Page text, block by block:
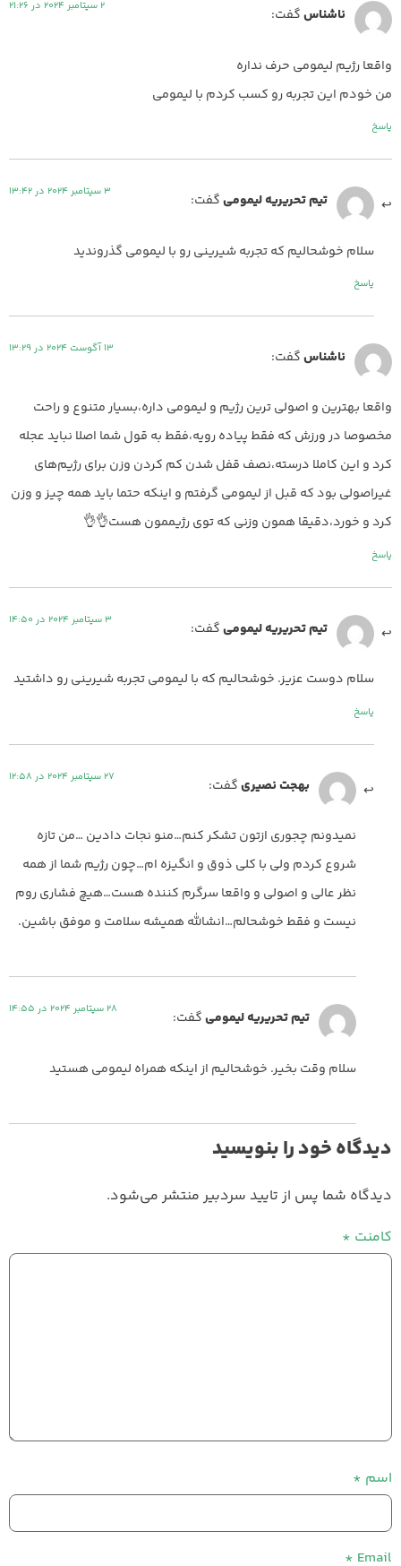
ناشناسگفت: 2 سپتامبر 2024 در 21:26
واقعا رژیم لیمومی حرف نداره
من خودم این تجربه رو کسب کردم با لیمومی
پاسخ
تیم تحریریه لیمومیگفت: 3 سپتامبر 2024 در 13:42
سلام خوشحالیم که تجربه شیرینی رو با لیمومی گذروندید
پاسخ
ناشناسگفت: 13 آگوست 2024 در 13:29
واقعا بهترین و اصولی ترین رژیم و لیمومی داره،بسیار متنوع و راحت
مخصوصا در ورزش که فقط پیاده رویه،فقط به قول شما اصلا نباید عجله
کرد و این کاملا درسته،نصف قفل شدن کم کردن وزن برای رژیم‌های
غیراصولی بود که قبل از لیمومی گرفتم و اینکه حتما باید همه چیز و وزن
کرد و خورد،دقیقا همون وزنی که توی رژیممون هست👌👌
پاسخ
تیم تحریریه لیمومیگفت: 3 سپتامبر 2024 در 14:50
سلام دوست عزیز. خوشحالیم که با لیمومی تجربه شیرینی رو داشتید
پاسخ
بهجت نصیریگفت: 27 سپتامبر 2024 در 12:58
نمیدونم چجوری ازتون تشکر کنم…منو نجات دادین …من تازه
شروع کردم ولی با کلی ذوق و انگیزه ام…چون رژیم شما از همه
نظر عالی و اصولی و واقعا سرگرم کننده هست…هیچ فشاری روم
نیست و فقط خوشحالم…انشالله همیشه سلامت و موفق باشین.
تیم تحریریه لیمومیگفت: 28 سپتامبر 2024 در 14:55
سلام وقت بخیر. خوشحالیم از اینکه همراه لیمومی هستید
دیدگاه خود را بنویسید
دیدگاه شما پس از تایید سردبیر منتشر می‌شود.
کامنت *
اسم *
Email
*